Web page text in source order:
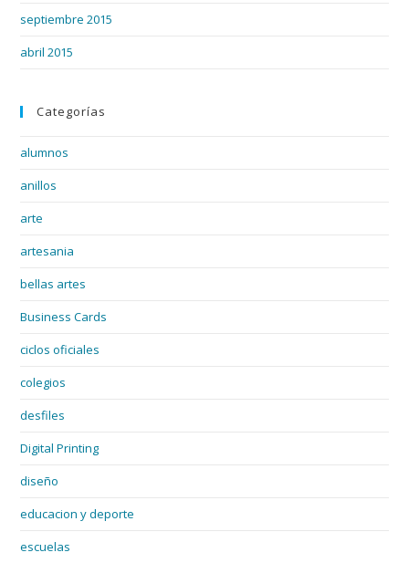
septiembre 2015
abril 2015
Categorías
alumnos
anillos
arte
artesania
bellas artes
Business Cards
ciclos oficiales
colegios
desfiles
Digital Printing
diseño
educacion y deporte
escuelas